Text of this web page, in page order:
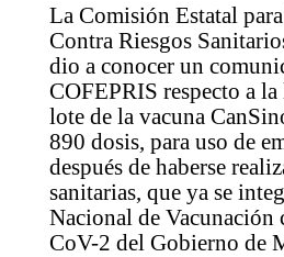
La Comisión Estatal
Contra Riesgos
dio a conocer un
COFEPRIS respecto a
lote de la vacuna
890 dosis, para uso de
después de haberse
sanitarias, que ya se
Nacional de Vacunación
CoV-2 del Gobierno de